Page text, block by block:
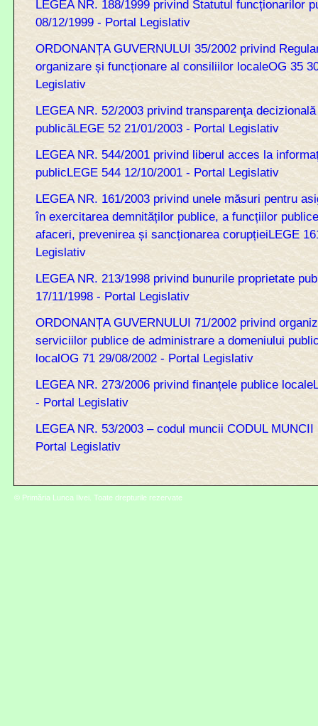
LEGEA NR. 188/1999 privind Statutul funcționarilor
08/12/1999 - Portal Legislativ
ORDONANȚA GUVERNULUI 35/2002 privind
organizare și funcționare al consiliilor localeOG 35
Legislativ
LEGEA NR. 52/2003 privind transparenţa
publicăLEGE 52 21/01/2003 - Portal Legislativ
LEGEA NR. 544/2001 privind liberul acces la
publicLEGE 544 12/10/2001 - Portal Legislativ
LEGEA NR. 161/2003 privind unele măsuri pentru
în exercitarea demnităților publice, a funcțiilor
afaceri, prevenirea și sancționarea corupțieiLEGE
Legislativ
LEGEA NR. 213/1998 privind bunurile proprietate
17/11/1998 - Portal Legislativ
ORDONANȚA GUVERNULUI 71/2002 privind
serviciilor publice de administrare a domeniului
localOG 71 29/08/2002 - Portal Legislativ
LEGEA NR. 273/2006 privind finanțele publice
- Portal Legislativ
LEGEA NR. 53/2003 – codul muncii CODUL
Portal Legislativ
© Primăria Lunca Ilvei. Toate drepturile rezervate